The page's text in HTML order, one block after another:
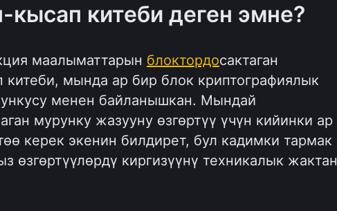
кысап китеби деген эмне?
маалыматтарын блоктордосактаган
китеби, мында ар бир блок криптографиялык
менен байланышкан. Мындай
мурунку жазууну өзгөртүү үчүн кийинки ар
керек экенин билдирет, бул кадимки тармак
өзгөртүүлөрдү киргизүүнү техникалык жактан